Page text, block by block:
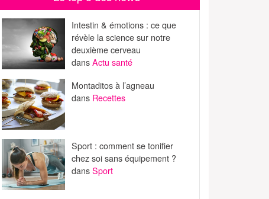
Intestin & émotions : ce que
révèle la science sur notre
deuxième cerveau
dansActu santé
Montaditos à l’agneau
dans Recettes
Sport : comment se tonifier
chez soi sans équipement ?
dansSport